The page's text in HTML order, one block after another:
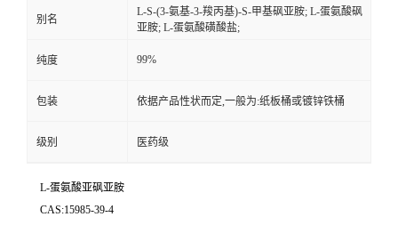
别名
L-S-(3-氨基-3-羧丙基)-S-甲基砜亚胺; L-蛋氨酸砜
亚胺; L-蛋氨酸磺酸盐;
纯度 99%
包装 依据产品性状而定,一般为:纸板桶或镀锌铁桶
级别 医药级
L-蛋氨酸亚砜亚胺
CAS:15985-39-4